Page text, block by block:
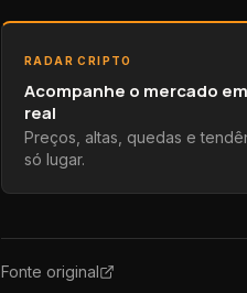
RADAR CRIPTO
Acompanhe o mercado
real
Preços, altas, quedas e
só lugar.
Fonte original